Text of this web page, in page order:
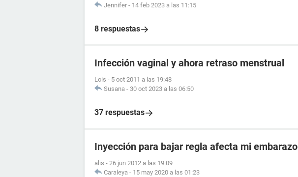
Jennifer - 14 feb 2023 a las 11:15
8 respuestas
Infección vaginal y ahora retraso menstrual
Lois - 5 oct 2011 a las 19:48
Susana - 30 oct 2023 a las 06:50
37 respuestas
Inyección para bajar regla afecta mi embarazo
alis - 26 jun 2012 a las 19:09
Caraleya - 15 may 2020 a las 01:23